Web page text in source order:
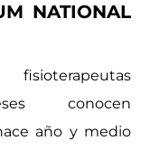
NATIONAL
conocen
año y medio